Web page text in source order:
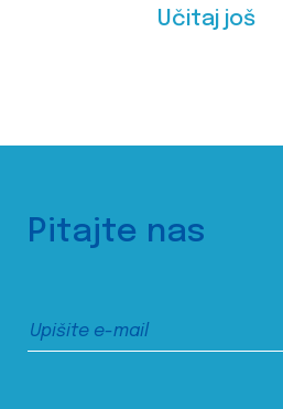
Učitaj još
Pitajte nas